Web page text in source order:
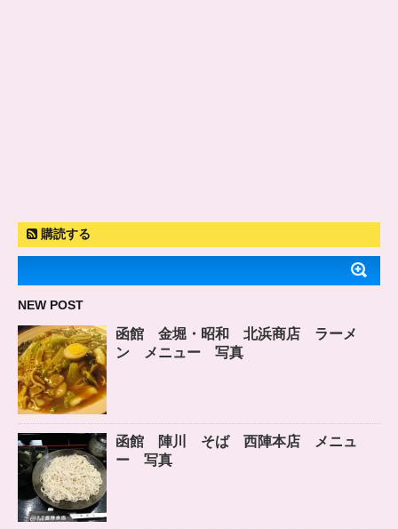
購読する
NEW POST
函館 金堀・昭和 北浜商店 ラーメ
ン メニュー 写真
函館 陣川 そば 西陣本店 メニュ
ー 写真